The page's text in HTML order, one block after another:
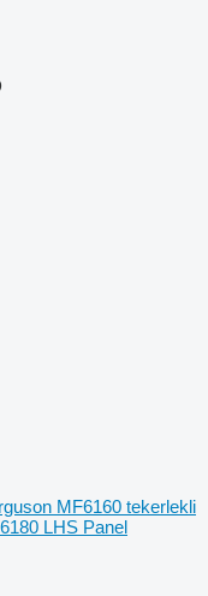
MF6160 tekerlekli
LHS Panel